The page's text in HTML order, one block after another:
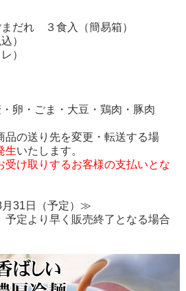
だれ ３食入（簡易箱）
）
）
卵・ごま・大豆・鶏肉・豚肉
の送り先を変更・転送する場
生いたします。
受け取りするお客様の支払いとな
31日（予定）≫
定より早く販売終了となる場合